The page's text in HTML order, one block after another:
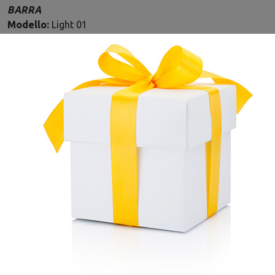
BARRA
Modello: Light 01
Numero maglie:44 Maglie
Codice prodotto:
30050003905
CATENA COMPATIBILE
Catena per motosega PM3 30 cm 3/8 P 1,1 mm 44
Catena per motosega PM 30 cm 3/8 P 1,1 mm 44 maglie
Catena per motosega PH3 30 cm 3/8 P 1,1 mm 44
ADATTA PER I MODELLI